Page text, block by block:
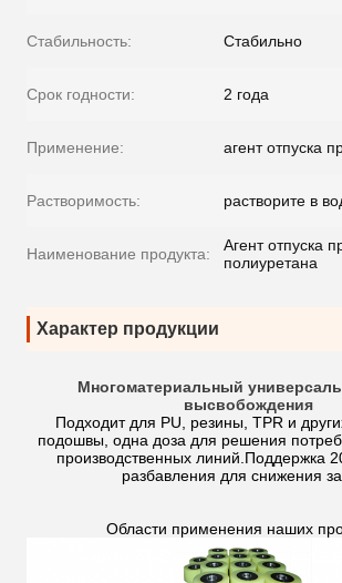
Стабильность: Стабильно
Срок годности: 2 года
Применение: агент отпуска
Растворимость: растворите в
Наименование продукта:
Агент отпуска
полиуретана
Характер продукции
Многоматериальный
высвобождения
Подходит для PU, резины, TPR и
подошвы, одна доза для решения
производственных линий.Поддержка
разбавления для снижения
Области применения наших